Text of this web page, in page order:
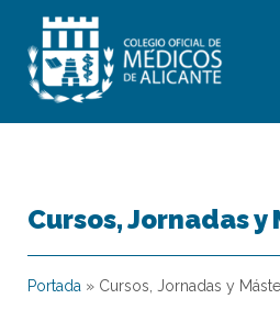
Cursos, Jornadas y
Portada » Cursos, Jornadas y